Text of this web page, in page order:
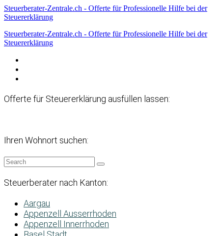
Steuerberater-Zentrale.ch - Offerte für Professionelle Hilfe bei der
Steuererklärung
Steuerberater-Zentrale.ch - Offerte für Professionelle Hilfe bei der
Steuererklärung
Offerte für Steuererklärung ausfüllen lassen:
Ihren Wohnort suchen:
Steuerberater nach Kanton:
Aargau
Appenzell Ausserrhoden
Appenzell Innerrhoden